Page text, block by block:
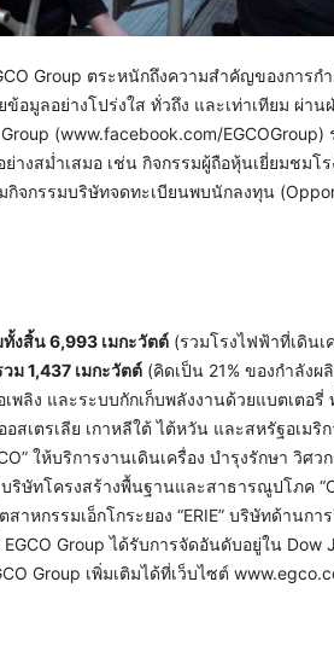
Group ตระหนักถึงความสำคัญของการก
อมูลอย่างโปร่งใส ทั่วถึง และเท่าเทียม ผ่า
(www.facebook.com/EGCOGroup)
งสม่ำเสมอ เช่น กิจกรรมผู้ถือหุ้นเยี่ยมชมโร
กิจกรรมบริษัทจดทะเบียนพบนักลงทุน
ทั้งสิ้น6,993 เมกะวัตต์ (รวมโรงไฟฟ้าที่เดิน
วม1,437 เมกะวัตต์ (คิดเป็น 21% ของกำลัง
ลิง และระบบกักเก็บพลังงานด้วยแบตเตอรี่
เตรเลีย เกาหลีใต้ ไต้หวัน และสหรัฐอเมริ
ให้บริการงานเดินเครื่อง บำรุงรักษา วิศ
ริษัทโครงสร้างพื้นฐานและสาธารณูปโภค
หกรรมเอ็กโกระยอง “ERIE” บริษัทด้านกา
Group ได้รับการจัดอันดับอยู่ใน Dow
Group เพิ่มเติมได้ที่เว็บไซต์